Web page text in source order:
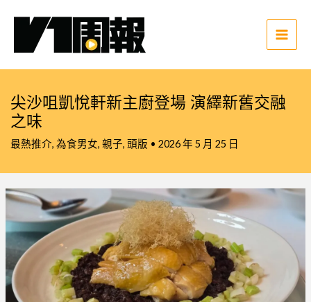
Main
尖沙咀凱悅軒新主廚登場 演繹新舊交融
之味
最熱推介, 為食男女, 親子, 頭版 • 2026 年 5 月 25 日